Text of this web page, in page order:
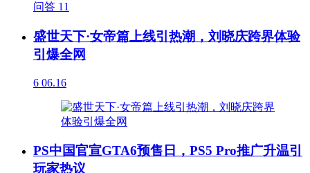
问答 11
盛世天下·女帝篇上线引热潮，刘晓庆跨界体验
引爆全网
6 06.16
PS中国官宣GTA6预售日，PS5 Pro推广升温引
玩家热议